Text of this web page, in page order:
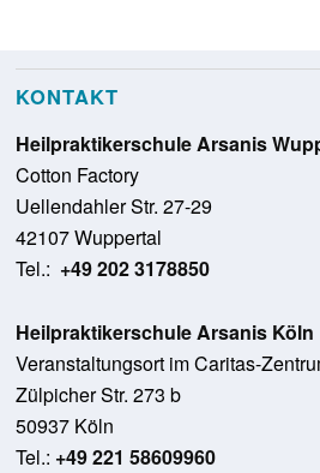
KONTAKT
Heilpraktikerschule Arsanis
Cotton Factory
Uellendahler Str. 27-29
42107 Wuppertal
Tel.: +49 202 3178850
Heilpraktikerschule Arsanis Köln
Veranstaltungsort im Caritas-
Zülpicher Str. 273 b
50937 Köln
Tel.: +49 221 58609960